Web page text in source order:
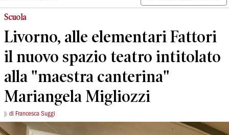
Scuola
Livorno, alle elementari Fattori
il nuovo spazio teatro intitolato
alla "maestra canterina"
Mariangela Migliozzi
di Francesca Suggi